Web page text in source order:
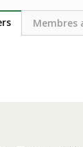
Membres